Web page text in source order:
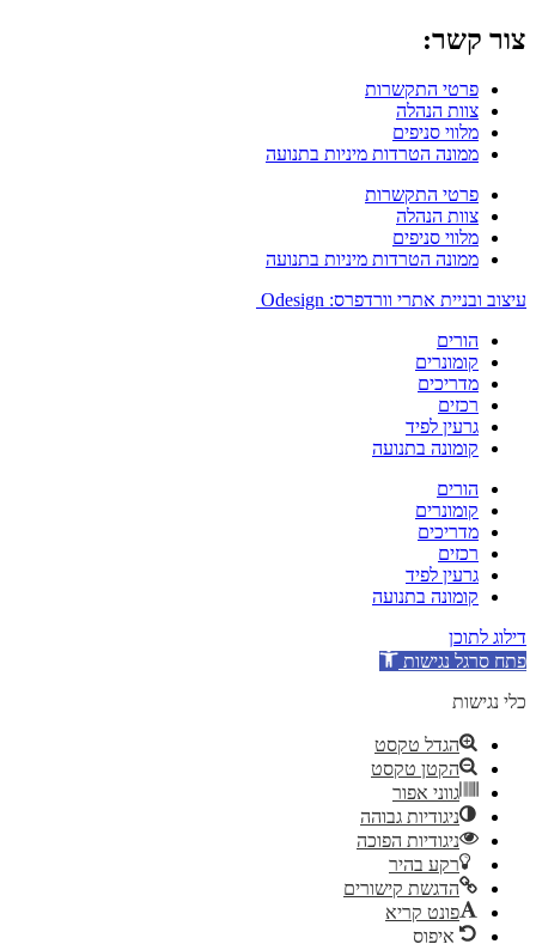
צור קשר:
פרטי התקשרות
צוות הנהלה
מלווי סניפים
ממונה הטרדות מיניות בתנועה
פרטי התקשרות
צוות הנהלה
מלווי סניפים
ממונה הטרדות מיניות בתנועה
עיצוב ובניית אתרי וורדפרס: Odesign
הורים
קומונרים
מדריכים
רכזים
גרעין לפיד
קומונה בתנועה
הורים
קומונרים
מדריכים
רכזים
גרעין לפיד
קומונה בתנועה
דילוג לתוכן
פתח סרגל נגישות
כלי נגישות
הגדל טקסט
הקטן טקסט
גווני אפור
ניגודיות גבוהה
ניגודיות הפוכה
רקע בהיר
הדגשת קישורים
פונט קריא
איפוס